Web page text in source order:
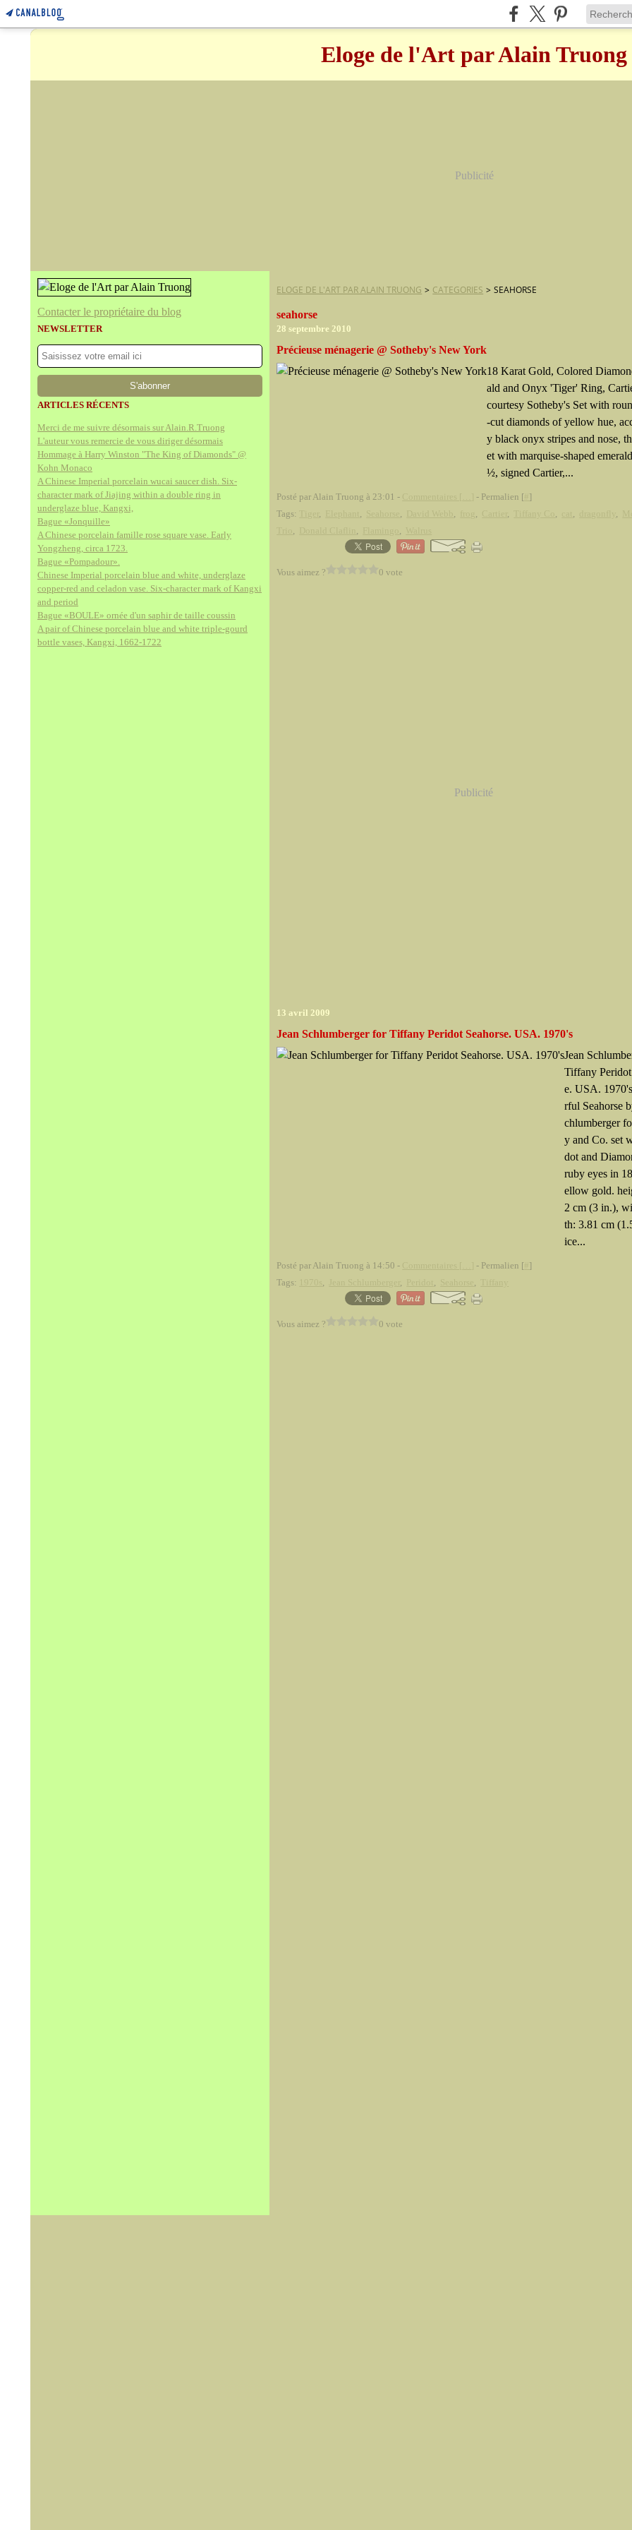
Eloge de l'Art par Alain Truong
Publicité
Contacter le propriétaire du blog
NEWSLETTER
ARTICLES RÉCENTS
Merci de me suivre désormais sur Alain.R.Truong
L'auteur vous remercie de vous diriger désormais
Hommage à Harry Winston "The King of Diamonds" @
Kohn Monaco
A Chinese Imperial porcelain wucai saucer dish. Six-
character mark of Jiajing within a double ring in
underglaze blue, Kangxi,
Bague «Jonquille»
A Chinese porcelain famille rose square vase. Early
Yongzheng, circa 1723.
Bague «Pompadour».
Chinese Imperial porcelain blue and white, underglaze
copper-red and celadon vase. Six-character mark of Kangxi
and period
Bague «BOULE» ornée d'un saphir de taille coussin
A pair of Chinese porcelain blue and white triple-gourd
bottle vases, Kangxi, 1662-1722
ELOGE DE L'ART PAR ALAIN TRUONG > CATEGORIES > SEAHORSE
seahorse
28 septembre 2010
Précieuse ménagerie @ Sotheby's New York
18 Karat Gold, Colored
ald and Onyx 'Tiger' Ring,
courtesy Sotheby's Set with
-cut diamonds of yellow hue,
y black onyx stripes and nose,
et with marquise-shaped
½, signed Cartier,...
Posté par Alain Truong à 23:01 - - Permalien [ ]
Tags:
, , , , , , , , ,
, , ,
Vous aimez ? 0 vote
Publicité
13 avril 2009
Jean Schlumberger for Tiffany Peridot Seahorse. USA. 1970's
Jean
Tiffany Peridot
e. USA.
rful Seahorse
chlumberger
y and Co. set
dot and
ruby eyes in
ellow gold.
2 cm (3 in.),
th: 3.81 cm
ice...
Posté par Alain Truong à 14:50 - - Permalien [ ]
Tags:
, , , ,
Vous aimez ? 0 vote